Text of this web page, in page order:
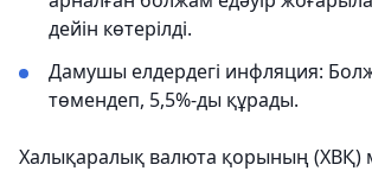
дейін көтерілді.
Дамушы елдердегі инфляция:
төмендеп, 5,5%-ды құрады.
Халықаралық валюта қорының (ХВҚ)